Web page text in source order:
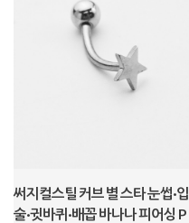
써지컬스틸 커브 별 스타 눈썹·입
술·귓바퀴·배꼽 바나나 피어싱 P